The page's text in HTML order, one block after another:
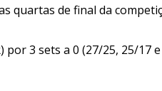
quartas de final da
3 sets a 0 (27/25, 25/17